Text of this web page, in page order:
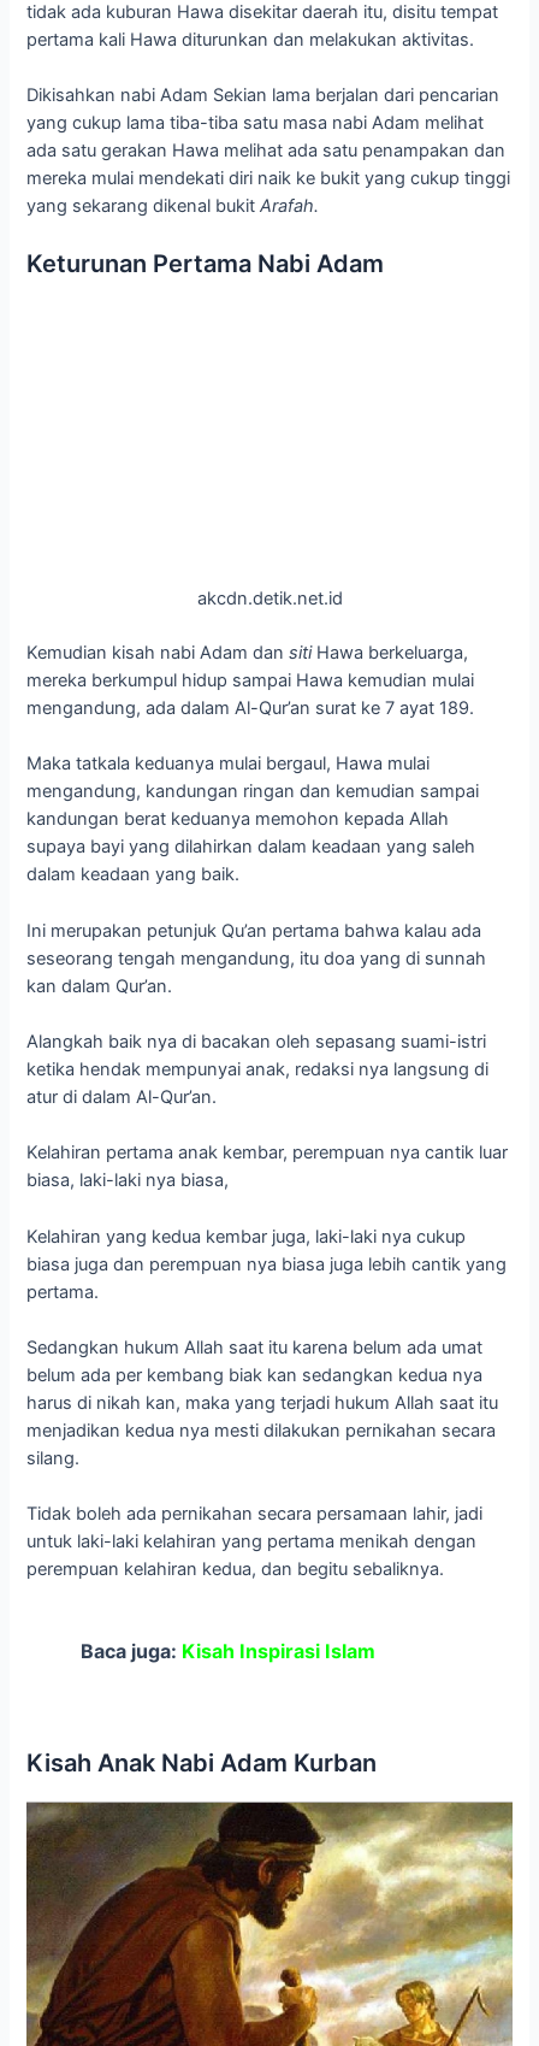
tidak ada kuburan Hawa disekitar daerah itu, disitu tempat
pertama kali Hawa diturunkan dan melakukan aktivitas.
Dikisahkan nabi Adam Sekian lama berjalan dari pencarian
yang cukup lama tiba-tiba satu masa nabi Adam melihat
ada satu gerakan Hawa melihat ada satu penampakan dan
mereka mulai mendekati diri naik ke bukit yang cukup tinggi
yang sekarang dikenal bukitArafah.
Keturunan Pertama Nabi Adam
akcdn.detik.net.id
Kemudian kisah nabi Adam dansitiHawa berkeluarga,
mereka berkumpul hidup sampai Hawa kemudian mulai
mengandung, ada dalam Al-Qur’an surat ke 7 ayat 189.
Maka tatkala keduanya mulai bergaul, Hawa mulai
mengandung, kandungan ringan dan kemudian sampai
kandungan berat keduanya memohon kepada Allah
supaya bayi yang dilahirkan dalam keadaan yang saleh
dalam keadaan yang baik.
Ini merupakan petunjuk Qu’an pertama bahwa kalau ada
seseorang tengah mengandung, itu doa yang di sunnah
kan dalam Qur’an.
Alangkah baik nya di bacakan oleh sepasang suami-istri
ketika hendak mempunyai anak, redaksi nya langsung di
atur di dalam Al-Qur’an.
Kelahiran pertama anak kembar, perempuan nya cantik luar
biasa, laki-laki nya biasa,
Kelahiran yang kedua kembar juga, laki-laki nya cukup
biasa juga dan perempuan nya biasa juga lebih cantik yang
pertama.
Sedangkan hukum Allah saat itu karena belum ada umat
belum ada per kembang biak kan sedangkan kedua nya
harus di nikah kan, maka yang terjadi hukum Allah saat itu
menjadikan kedua nya mesti dilakukan pernikahan secara
silang.
Tidak boleh ada pernikahan secara persamaan lahir, jadi
untuk laki-laki kelahiran yang pertama menikah dengan
perempuan kelahiran kedua, dan begitu sebaliknya.
Baca juga: Kisah Inspirasi Islam
Kisah Anak Nabi Adam Kurban